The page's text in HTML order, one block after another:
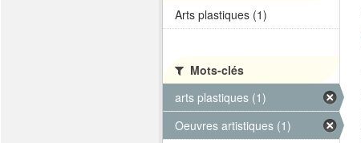
Arts plastiques (1)
Mots-clés
arts plastiques (1)
Oeuvres artistiques (1)